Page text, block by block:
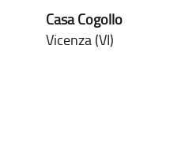
Casa Cogollo
Vicenza (VI)